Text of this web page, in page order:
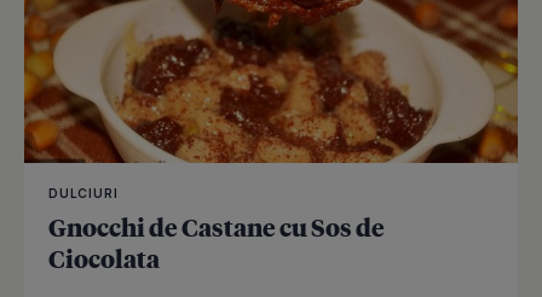
DULCIURI
Gnocchi de Castane cu Sos de
Ciocolata